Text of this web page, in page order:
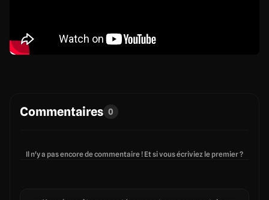
Commentaires 0
Il n'y a pas encore de commentaire ! Et si vous écriviez le premier ?